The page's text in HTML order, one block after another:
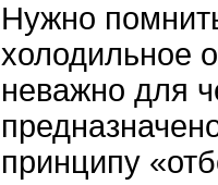
Нужно
холодильное
неважно для
принципу